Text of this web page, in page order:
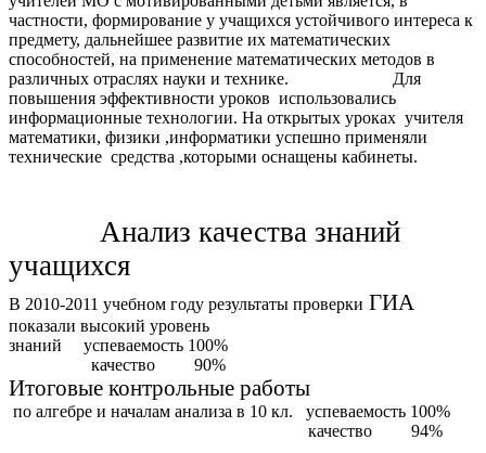
частности, формирование у учащихся устойчивого интереса к
предмету, дальнейшее развитие их математических
способностей, на применение математических методов в
различных отраслях науки и технике. Для
повышения эффективности уроков использовались
информационные технологии. На открытых уроках учителя
математики, физики ,информатики успешно применяли
технические средства ,которыми оснащены кабинеты.
Анализ качества знаний
учащихся
В 2010-2011 учебном году результаты проверки ГИА
показали высокий уровень
знаний успеваемость 100%
качество 90%
Итоговые контрольные работы
по алгебре и началам анализа в 10 кл. успеваемость 100%
качество 94%